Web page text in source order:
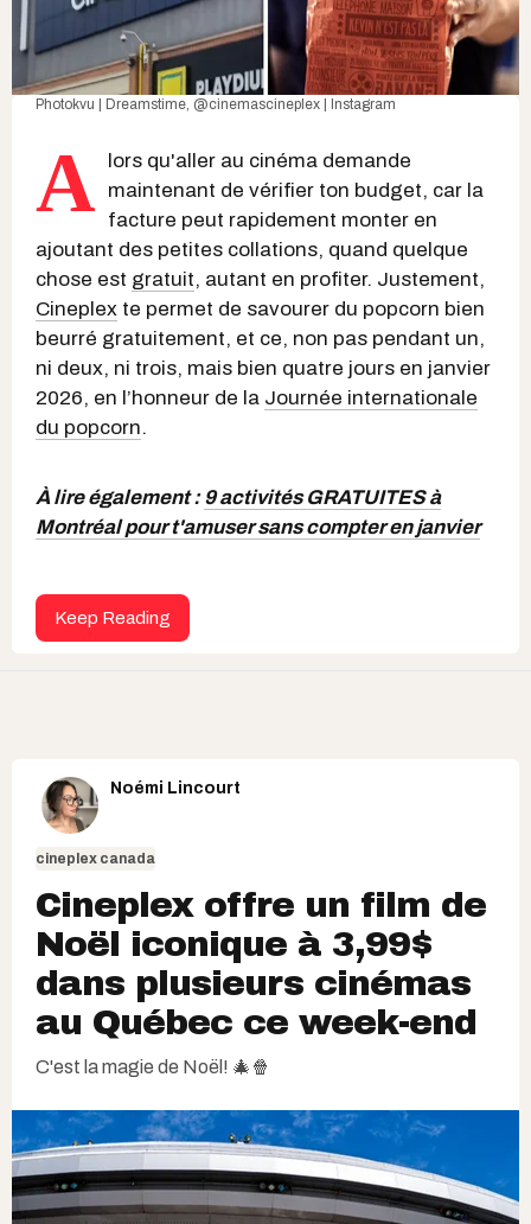
Photokvu | Dreamstime @cinemascineplex | Instagram
A
lors qu'aller au cinéma demande
maintenant de vérifier ton budget, car la
facture peut rapidement monter en
ajoutant des petites collations, quand quelque
chose est gratuit, autant en profiter. Justement,
Cineplex te permet de savourer du popcorn bien
beurré gratuitement, et ce, non pas pendant un,
ni deux, ni trois, mais bien quatre jours en janvier
2026, en l’honneur de la Journée internationale
du popcorn.
À lire également :9 activités GRATUITES à
Montréal pour t'amuser sans compter en janvier
Keep Reading
Noémi Lincourt
cineplex canada
Cineplex offre un film de
Noël iconique à 3,99$
dans plusieurs cinémas
au Québec ce week-end
C'est la magie de Noël! 🎄🍿